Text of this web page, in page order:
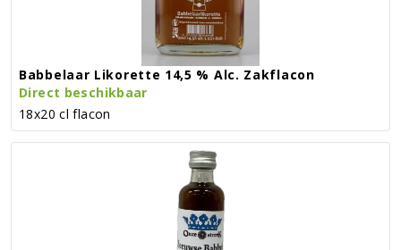
Babbelaar Likorette 14,5 % Alc. Zakflacon
Direct beschikbaar
18x20 cl flacon